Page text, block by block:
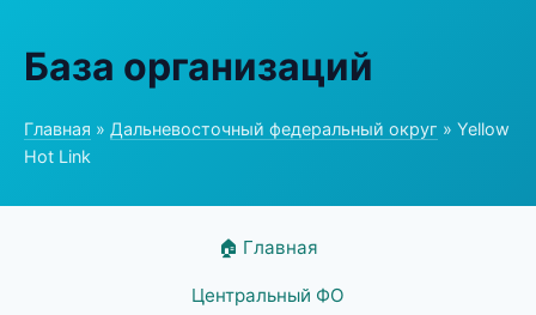
База организаций
Главная » Дальневосточный федеральный округ » Yellow
Hot Link
🏠 Главная
Центральный ФО